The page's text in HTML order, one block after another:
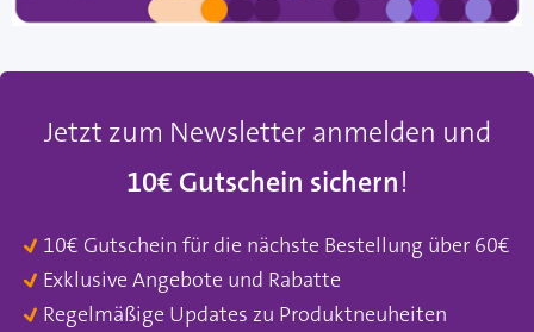
Jetzt zum Newsletter anmelden und
10€ Gutschein sichern!
10€ Gutschein für die nächste Bestellung über 60€
Exklusive Angebote und Rabatte
Regelmäßige Updates zu Produktneuheiten